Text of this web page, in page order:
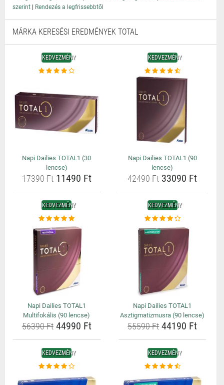
szerint | Rendezés a legfrissebbtől
MÁRKA KERESÉSI EREDMÉNYEK TOTAL
KEDVEZMÉNY
Napi Dailies TOTAL1 (30
lencse)
17390 Ft11490 Ft
KEDVEZMÉNY
Napi Dailies TOTAL1 (90
lencse)
42490 Ft33090 Ft
KEDVEZMÉNY
Napi Dailies TOTAL1
Multifokális (90 lencse)
56390 Ft44990 Ft
KEDVEZMÉNY
Napi Dailies TOTAL1
Asztigmatizmusra (90 lencse)
55590 Ft44190 Ft
KEDVEZMÉNY KEDVEZMÉNY